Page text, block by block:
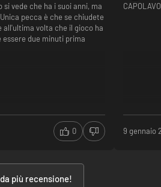
vede che ha i suoi anni, ma
pecca è che se chiudete
all'ultima volta che il gioco ha
essere due minuti prima
0 9 gennaio
più recensione!